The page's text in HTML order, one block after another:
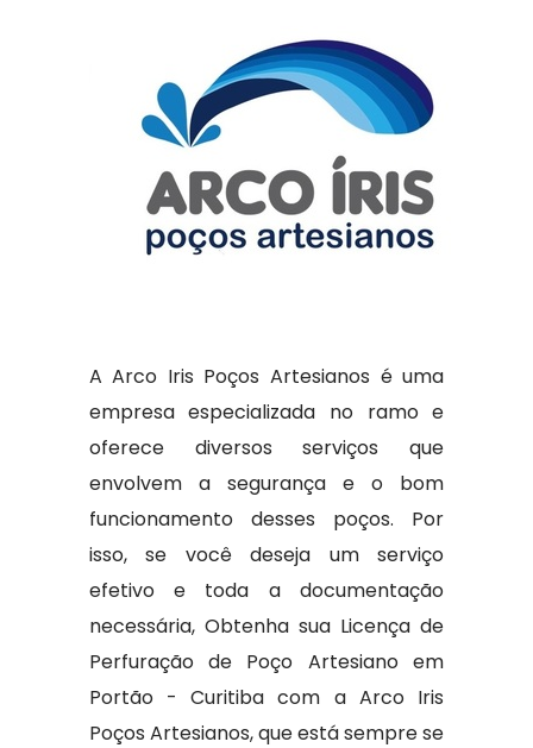
A Arco Iris Poços Artesianos é uma
empresa especializada no ramo e
oferece diversos serviços que
envolvem a segurança e o bom
funcionamento desses poços. Por
isso, se você deseja um serviço
efetivo e toda a documentação
necessária, Obtenha sua Licença de
Perfuração de Poço Artesiano em
Portão - Curitiba com a Arco Iris
Poços Artesianos, que está sempre se